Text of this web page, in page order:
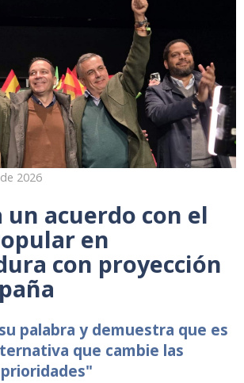
2026
un acuerdo con el
en
con proyección
palabra y demuestra que es
que cambie las